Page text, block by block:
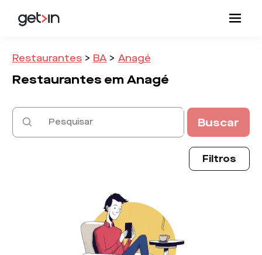
Restaurantes > BA > Anagé
Restaurantes emAnagé
Buscar
Filtros